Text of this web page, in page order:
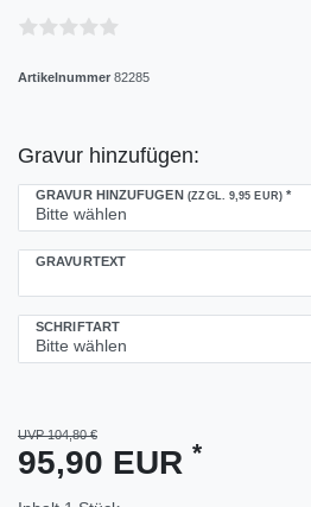
Artikelnummer 82285
Gravur hinzufügen:
GRAVUR HINZUFÜGEN (ZZGL. 9,95 EUR) *
GRAVURTEXT
SCHRIFTART
UVP 104,80 €
95,90 EUR *